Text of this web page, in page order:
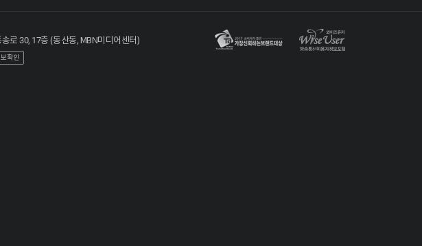
로 30, 17층 (동산동, MBN미디어센터)
확인